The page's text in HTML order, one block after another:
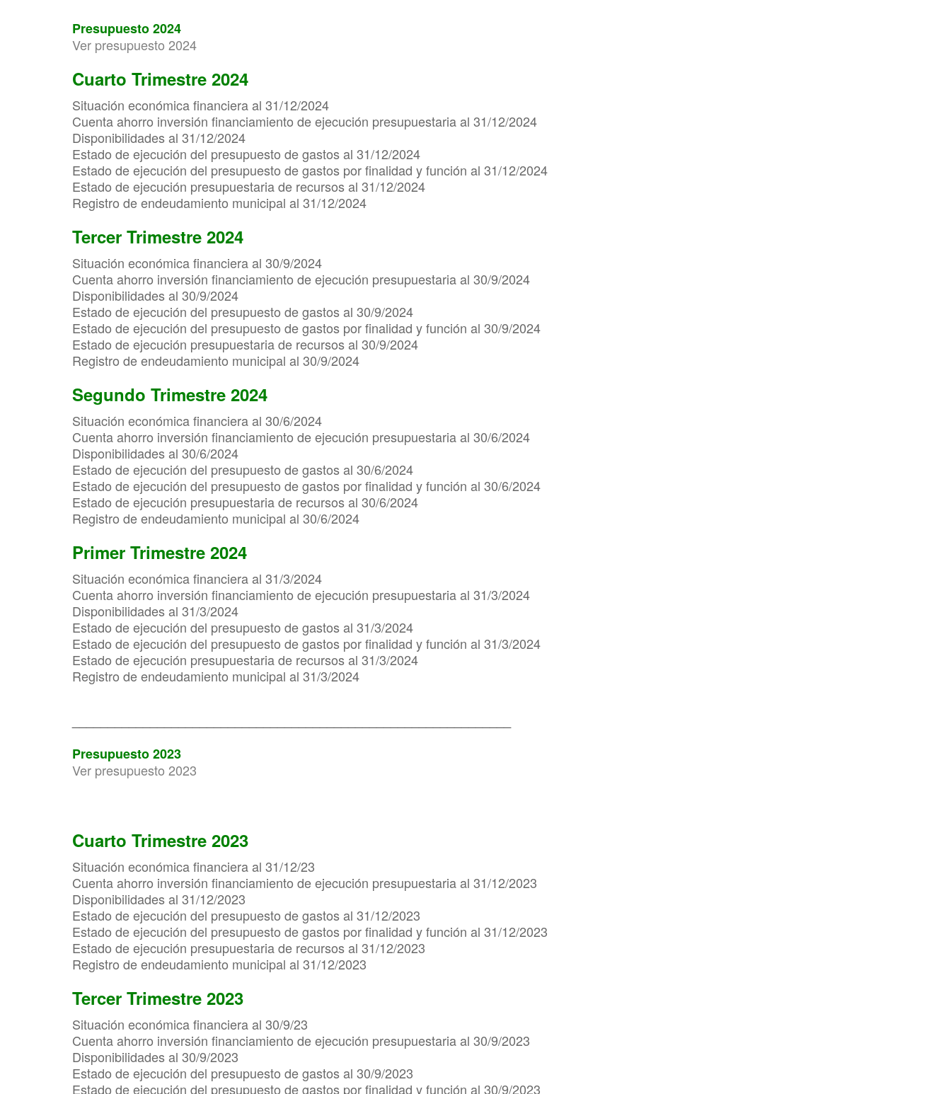
Presupuesto 2024
Ver presupuesto 2024
Cuarto Trimestre 2024
Situación económica financiera al 31/12/2024
Cuenta ahorro inversión financiamiento de ejecución presupuestaria al 31/12/2024
Disponibilidades al 31/12/2024
Estado de ejecución del presupuesto de gastos al 31/12/2024
Estado de ejecución del presupuesto de gastos por finalidad y función al 31/12/2024
Estado de ejecución presupuestaria de recursos al 31/12/2024
Registro de endeudamiento municipal al 31/12/2024
Tercer Trimestre 2024
Situación económica financiera al 30/9/2024
Cuenta ahorro inversión financiamiento de ejecución presupuestaria al 30/9/2024
Disponibilidades al 30/9/2024
Estado de ejecución del presupuesto de gastos al 30/9/2024
Estado de ejecución del presupuesto de gastos por finalidad y función al 30/9/2024
Estado de ejecución presupuestaria de recursos al 30/9/2024
Registro de endeudamiento municipal al 30/9/2024
Segundo Trimestre 2024
Situación económica financiera al 30/6/2024
Cuenta ahorro inversión financiamiento de ejecución presupuestaria al 30/6/2024
Disponibilidades al 30/6/2024
Estado de ejecución del presupuesto de gastos al 30/6/2024
Estado de ejecución del presupuesto de gastos por finalidad y función al 30/6/2024
Estado de ejecución presupuestaria de recursos al 30/6/2024
Registro de endeudamiento municipal al 30/6/2024
Primer Trimestre 2024
Situación económica financiera al 31/3/2024
Cuenta ahorro inversión financiamiento de ejecución presupuestaria al 31/3/2024
Disponibilidades al 31/3/2024
Estado de ejecución del presupuesto de gastos al 31/3/2024
Estado de ejecución del presupuesto de gastos por finalidad y función al 31/3/2024
Estado de ejecución presupuestaria de recursos al 31/3/2024
Registro de endeudamiento municipal al 31/3/2024
Presupuesto 2023
Ver presupuesto 2023
Cuarto Trimestre 2023
Situación económica financiera al 31/12/23
Cuenta ahorro inversión financiamiento de ejecución presupuestaria al 31/12/2023
Disponibilidades al 31/12/2023
Estado de ejecución del presupuesto de gastos al 31/12/2023
Estado de ejecución del presupuesto de gastos por finalidad y función al 31/12/2023
Estado de ejecución presupuestaria de recursos al 31/12/2023
Registro de endeudamiento municipal al 31/12/2023
Tercer Trimestre 2023
Situación económica financiera al 30/9/23
Cuenta ahorro inversión financiamiento de ejecución presupuestaria al 30/9/2023
Disponibilidades al 30/9/2023
Estado de ejecución del presupuesto de gastos al 30/9/2023
Estado de ejecución del presupuesto de gastos por finalidad y función al 30/9/2023